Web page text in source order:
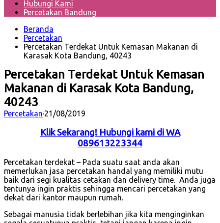
Hubungi Kami
Percetakan Bandung
Beranda
Percetakan
Percetakan Terdekat Untuk Kemasan Makanan di
Karasak Kota Bandung, 40243
Percetakan Terdekat Untuk Kemasan
Makanan di Karasak Kota Bandung,
40243
Percetakan·21/08/2019
Klik Sekarang! Hubungi kami di WA
089613223344
Percetakan terdekat – Pada suatu saat anda akan
memerlukan jasa percetakan handal yang memiliki mutu
baik dari segi kualitas cetakan dan delivery time. Anda juga
tentunya ingin praktis sehingga mencari percetakan yang
dekat dari kantor maupun rumah.
Sebagai manusia tidak berlebihan jika kita menginginkan